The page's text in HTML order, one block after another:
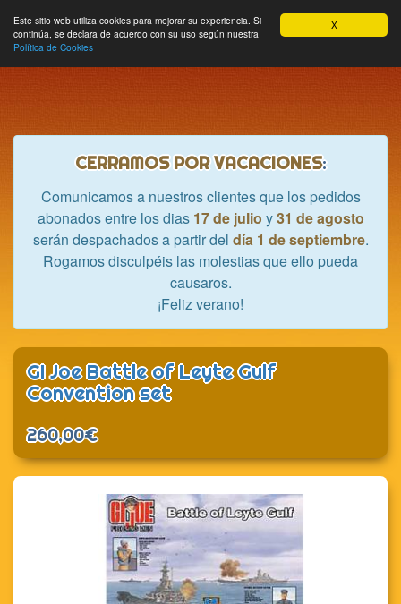
X
Este sitio web utiliza cookies para mejorar su experiencia. Si
continúa, se declara de acuerdo con su uso según nuestra
Política de Cookies
Hobbycrash Mi cuenta
CERRAMOS POR VACACIONES:
Comunicamos a nuestros clientes que los pedidos
abonados entre los dias 17 de julio y31 de agosto
serán despachados a partir del día 1 de septiembre.
Rogamos disculpéis las molestias que ello pueda
causaros.
¡Feliz verano!
GI Joe Battle of Leyte Gulf
Convention set
260,00€